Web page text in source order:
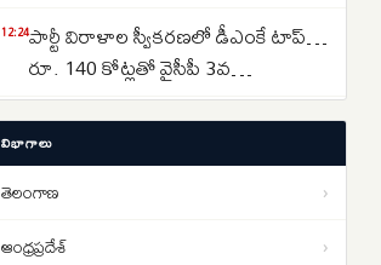
12:24పార్టీ విరాళాల స్వీకరణలో డీఎంకే టాప్…
రూ. 140 కోట్లతో వైసీపీ 3వ
స్థానం..టీడీపీది 4వ స్థానం
12:17నిరసనలు.. వాయిదాల మధ్య బిల్లులు
పాస్…పార్లమెంట్ ఉభయసభల్లోనూ
ఇదే తంతు
Donald Trump: డొనాల్డ్ ట్రంప్‌కు
షాక్… వసూలు చేసిన అదనపు
విభాగాలు
తెలంగాణ ›
ఆంధ్రప్రదేశ్ ›